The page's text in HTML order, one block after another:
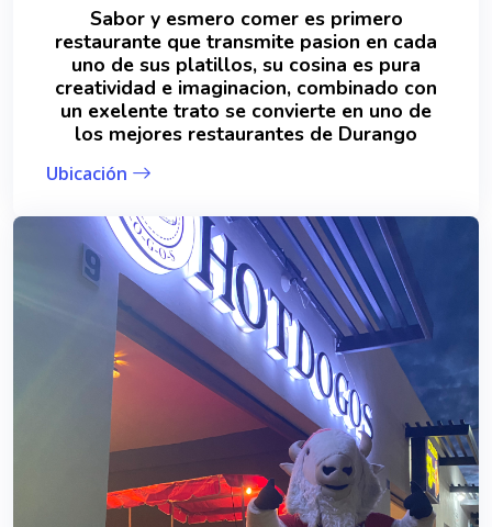
Sabor y esmero comer es primero
restaurante que transmite pasion en cada
uno de sus platillos, su cosina es pura
creatividad e imaginacion, combinado con
un exelente trato se convierte en uno de
los mejores restaurantes de Durango
Ubicación